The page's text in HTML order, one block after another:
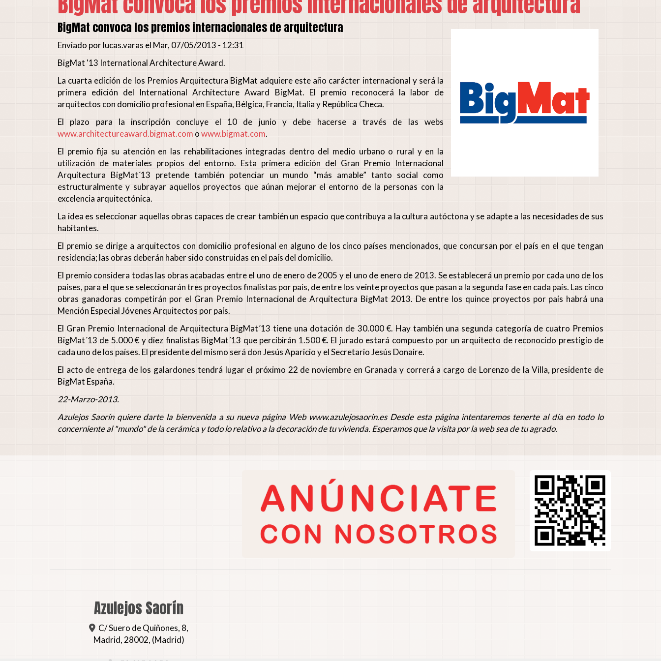
BigMat convoca los premios internacionales de arquitectura
Enviado por lucas.varas el Mar, 07/05/2013 - 12:31
BigMat '13 International Architecture Award.
La cuarta edición de los Premios Arquitectura BigMat adquiere este año carácter internacional y será la
primera edición del International Architecture Award BigMat. El premio reconocerá la labor de
arquitectos con domicilio profesional en España, Bélgica, Francia, Italia y República Checa.
El plazo para la inscripción concluye el 10 de junio y debe hacerse a través de las webs
www.architectureaward.bigmat.com owww.bigmat.com.
El premio fija su atención en las rehabilitaciones integradas dentro del medio urbano o rural y en la
utilización de materiales propios del entorno. Esta primera edición del Gran Premio Internacional
Arquitectura BigMat´13 pretende también potenciar un mundo “más amable” tanto social como
estructuralmente y subrayar aquellos proyectos que aúnan mejorar el entorno de la personas con la
excelencia arquitectónica.
La idea es seleccionar aquellas obras capaces de crear también un espacio que contribuya a la cultura autóctona y se adapte a las necesidades de sus
habitantes.
El premio se dirige a arquitectos con domicilio profesional en alguno de los cinco países mencionados, que concursan por el país en el que tengan
residencia; las obras deberán haber sido construidas en el país del domicilio.
El premio considera todas las obras acabadas entre el uno de enero de 2005 y el uno de enero de 2013. Se establecerá un premio por cada uno de los
países, para el que se seleccionarán tres proyectos finalistas por país, de entre los veinte proyectos que pasan a la segunda fase en cada país. Las cinco
obras ganadoras competirán por el Gran Premio Internacional de Arquitectura BigMat 2013. De entre los quince proyectos por país habrá una
Mención Especial Jóvenes Arquitectos por país.
El Gran Premio Internacional de Arquitectura BigMat´13 tiene una dotación de 30.000 €. Hay también una segunda categoría de cuatro Premios
BigMat´13 de 5.000 € y diez finalistas BigMat´13 que percibirán 1.500 €. El jurado estará compuesto por un arquitecto de reconocido prestigio de
cada uno de los países. El presidente del mismo será don Jesús Aparicio y el Secretario Jesús Donaire.
El acto de entrega de los galardones tendrá lugar el próximo 22 de noviembre en Granada y correrá a cargo de Lorenzo de la Villa, presidente de
BigMat España.
22-Marzo-2013.
Azulejos Saorín quiere darte la bienvenida a su nueva página Web www.azulejosaorin.es Desde esta página intentaremos tenerte al día en todo lo
concerniente al "mundo" de la cerámica y todo lo relativo a la decoración de tu vivienda. Esperamos que la visita por la web sea de tu agrado.
Azulejos Saorín
C/ Suero de Quiñones, 8,
Madrid, 28002, (Madrid)